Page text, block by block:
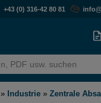
+43 (0) 316-42 80 81
» Industrie » Zentrale